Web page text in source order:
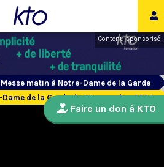
Contenu sponsorisé
Messe matin à Notre-Dame de la Garde
de la Garde du 14 novembre 2024
Faire un don à KTO